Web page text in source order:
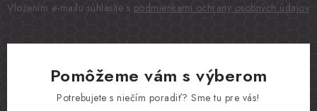
Vložením e-mailu súhlasíte s podmienkami ochrany osobných údajov
Pomôžeme vám s výberom
Potrebujete s niečím poradiť? Sme tu pre vás!